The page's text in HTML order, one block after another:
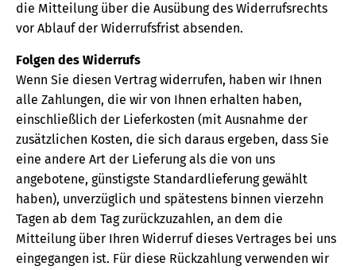
die Mitteilung über die Ausübung des Widerrufsrechts
vor Ablauf der Widerrufsfrist absenden.
Folgen des Widerrufs
Wenn Sie diesen Vertrag widerrufen, haben wir Ihnen
alle Zahlungen, die wir von Ihnen erhalten haben,
einschließlich der Lieferkosten (mit Ausnahme der
zusätzlichen Kosten, die sich daraus ergeben, dass Sie
eine andere Art der Lieferung als die von uns
angebotene, günstigste Standardlieferung gewählt
haben), unverzüglich und spätestens binnen vierzehn
Tagen ab dem Tag zurückzuzahlen, an dem die
Mitteilung über Ihren Widerruf dieses Vertrages bei uns
eingegangen ist. Für diese Rückzahlung verwenden wir